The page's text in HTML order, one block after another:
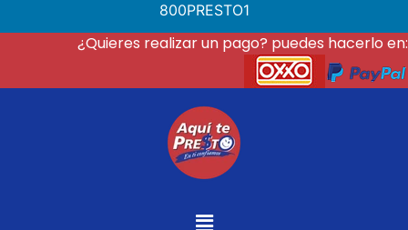
800PRESTO1
¿Quieres realizar un pago? puedes hacerlo en: